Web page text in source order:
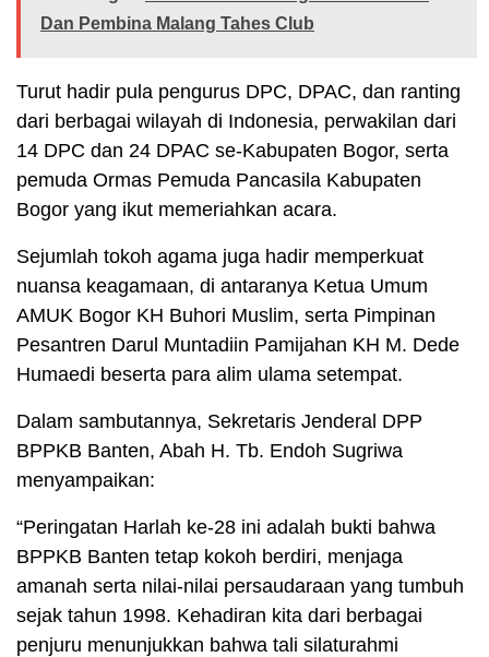
Dan Pembina Malang Tahes Club
Turut hadir pula pengurus DPC, DPAC, dan ranting
dari berbagai wilayah di Indonesia, perwakilan dari
14 DPC dan 24 DPAC se-Kabupaten Bogor, serta
pemuda Ormas Pemuda Pancasila Kabupaten
Bogor yang ikut memeriahkan acara.
Sejumlah tokoh agama juga hadir memperkuat
nuansa keagamaan, di antaranya Ketua Umum
AMUK Bogor KH Buhori Muslim, serta Pimpinan
Pesantren Darul Muntadiin Pamijahan KH M. Dede
Humaedi beserta para alim ulama setempat.
Dalam sambutannya, Sekretaris Jenderal DPP
BPPKB Banten, Abah H. Tb. Endoh Sugriwa
menyampaikan:
“Peringatan Harlah ke-28 ini adalah bukti bahwa
BPPKB Banten tetap kokoh berdiri, menjaga
amanah serta nilai-nilai persaudaraan yang tumbuh
sejak tahun 1998. Kehadiran kita dari berbagai
penjuru menunjukkan bahwa tali silaturahmi